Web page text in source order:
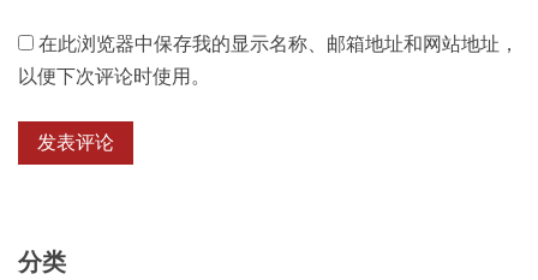
在此浏览器中保存我的显示名称、邮箱地址和网站地址，
以便下次评论时使用。
分类